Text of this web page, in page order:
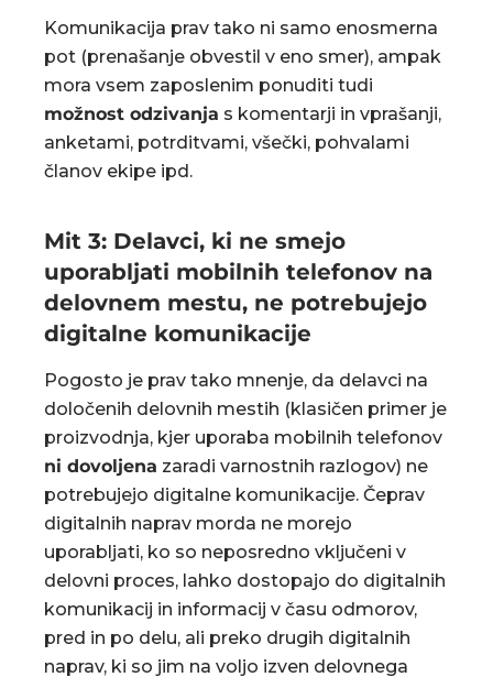
Komunikacija prav tako ni samo enosmerna
pot (prenašanje obvestil v eno smer), ampak
mora vsem zaposlenim ponuditi tudi
možnost odzivanja s komentarji in vprašanji,
anketami, potrditvami, všečki, pohvalami
članov ekipe ipd.
Mit 3: Delavci, ki ne smejo
uporabljati mobilnih telefonov na
delovnem mestu, ne potrebujejo
digitalne komunikacije
Pogosto je prav tako mnenje, da delavci na
določenih delovnih mestih (klasičen primer je
proizvodnja, kjer uporaba mobilnih telefonov
ni dovoljena zaradi varnostnih razlogov) ne
potrebujejo digitalne komunikacije. Čeprav
digitalnih naprav morda ne morejo
uporabljati, ko so neposredno vključeni v
delovni proces, lahko dostopajo do digitalnih
komunikacij in informacij v času odmorov,
pred in po delu, ali preko drugih digitalnih
naprav, ki so jim na voljo izven delovnega